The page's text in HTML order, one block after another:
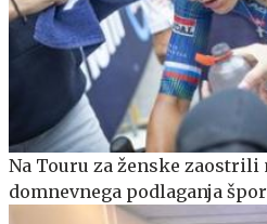
Na Touru za ženske zaostrili
domnevnega podlaganja